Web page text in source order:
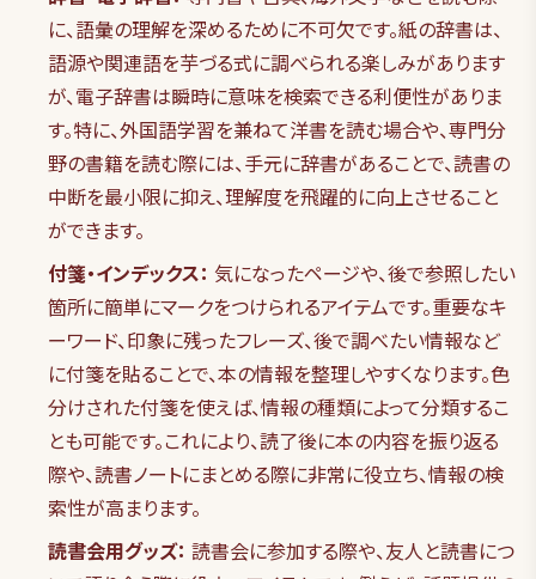
に、語彙の理解を深めるために不可欠です。紙の辞書は、
語源や関連語を芋づる式に調べられる楽しみがあります
が、電子辞書は瞬時に意味を検索できる利便性がありま
す。特に、外国語学習を兼ねて洋書を読む場合や、専門分
野の書籍を読む際には、手元に辞書があることで、読書の
中断を最小限に抑え、理解度を飛躍的に向上させること
ができます。
付箋・インデックス： 気になったページや、後で参照したい
箇所に簡単にマークをつけられるアイテムです。重要なキ
ーワード、印象に残ったフレーズ、後で調べたい情報など
に付箋を貼ることで、本の情報を整理しやすくなります。色
分けされた付箋を使えば、情報の種類によって分類するこ
とも可能です。これにより、読了後に本の内容を振り返る
際や、読書ノートにまとめる際に非常に役立ち、情報の検
索性が高まります。
読書会用グッズ： 読書会に参加する際や、友人と読書につ